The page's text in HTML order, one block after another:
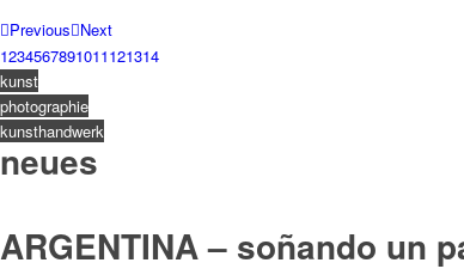
Previous Next
1234567891011121314
kunst
photographie
kunsthandwerk
neues
ARGENTINA – soñando un